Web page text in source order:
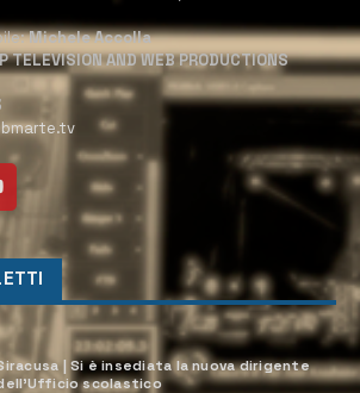
Michele Accolla
TELEVISION AND WEB PRODUCTIONS
| Si è insediata la nuova dirigente
scolastico